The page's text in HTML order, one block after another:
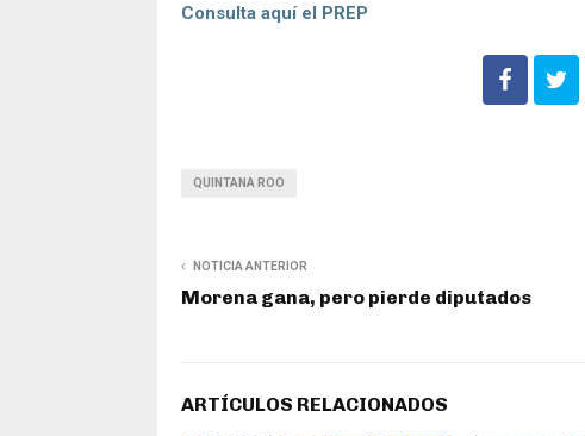
Consulta aquí el PREP
QUINTANA ROO
NOTICIA ANTERIOR
Morena gana, pero pierde diputados
ARTÍCULOS RELACIONADOS